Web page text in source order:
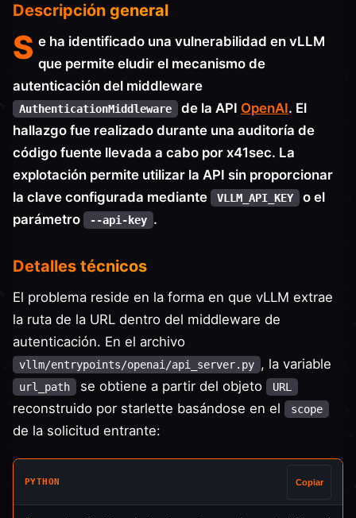
Descripción general
S e ha identificado una vulnerabilidad en vLLM
que permite eludir el mecanismo de
autenticación del middleware
AuthenticationMiddleware de la API OpenAI. El
hallazgo fue realizado durante una auditoría de
código fuente llevada a cabo por x41sec. La
explotación permite utilizar la API sin proporcionar
la clave configurada mediante
VLLM_API_KEY
o el
parámetro
--api-key .
Detalles técnicos
El problema reside en la forma en que vLLM extrae
la ruta de la URL dentro del middleware de
autenticación. En el archivo
vllm/entrypoints/openai/api_server.py , la variable
url_path se obtiene a partir del objeto URL
reconstruido por starlette basándose en el scope
de la solicitud entrante:
PYTHON Copiar